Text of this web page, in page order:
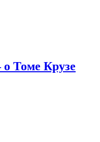
Томе Крузе